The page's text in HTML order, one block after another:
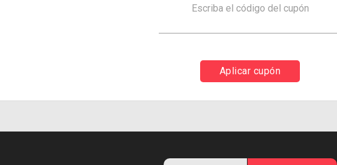
Escriba el código del cupón
Aplicar cupón